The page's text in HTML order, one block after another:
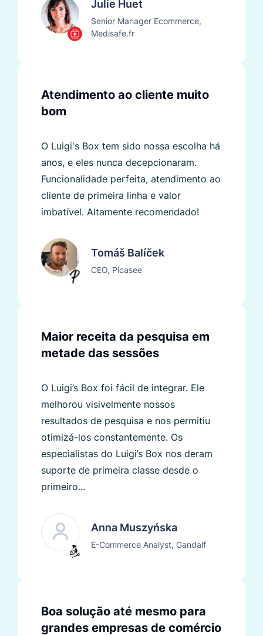
Julie Huet
Senior Manager Ecommerce,
Medisafe.fr
Atendimento ao cliente muito
bom
O Luigi's Box tem sido nossa escolha há
anos, e eles nunca decepcionaram.
Funcionalidade perfeita, atendimento ao
cliente de primeira linha e valor
imbatível. Altamente recomendado!
Tomáš Balíček
CEO, Picasee
Maior receita da pesquisa em
metade das sessões
O Luigi’s Box foi fácil de integrar. Ele
melhorou visivelmente nossos
resultados de pesquisa e nos permitiu
otimizá-los constantemente. Os
especialistas do Luigi’s Box nos deram
suporte de primeira classe desde o
primeiro...
Anna Muszyńska
E-Commerce Analyst, Gandalf
Boa solução até mesmo para
grandes empresas de comércio